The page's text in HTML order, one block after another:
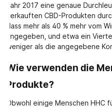
Jahr 2017 eine genaue
verkauften CBD-Produkten
dass mehr als 40 % mehr vom
angegeben, und etwa ein
weniger als die angegebene
Wie verwenden die
Produkte?
Obwohl einige Menschen HHC